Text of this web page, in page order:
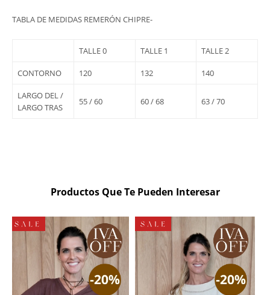
TABLA DE MEDIDAS REMERÓN CHIPRE-
TALLE 0 TALLE 1 TALLE 2
CONTORNO 120 132 140
LARGO DEL /
LARGO TRAS
55 / 60 60 / 68 63 / 70
Productos Que Te Pueden Interesar